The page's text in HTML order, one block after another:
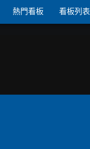
熱門看板 看板列表